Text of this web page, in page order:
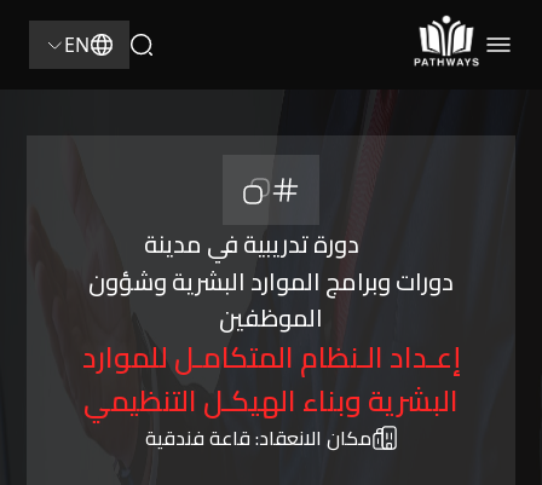
EN
دورة تدريبية في مدينة
دورات وبرامج الموارد البشرية وشؤون
الموظفين
إعـداد الـنظام المتكامـل للموارد
البشرية وبناء الهيكـل التنظيمي
مكان الانعقاد:قاعة فندقية